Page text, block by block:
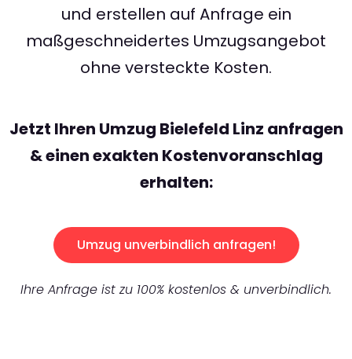
und erstellen auf Anfrage ein
maßgeschneidertes Umzugsangebot
ohne versteckte Kosten.
Jetzt Ihren Umzug Bielefeld Linz anfragen
& einen exakten Kostenvoranschlag
erhalten:
Umzug unverbindlich anfragen!
Ihre Anfrage ist zu 100% kostenlos & unverbindlich.